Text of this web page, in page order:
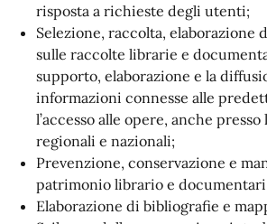
risposta a richieste degli utenti;
Selezione, raccolta, elaborazione
sulle raccolte librarie e
supporto, elaborazione e la
informazioni connesse alle
l’accesso alle opere, anche
regionali e nazionali;
Prevenzione, conservazione e
patrimonio librario e
Elaborazione di bibliografie e